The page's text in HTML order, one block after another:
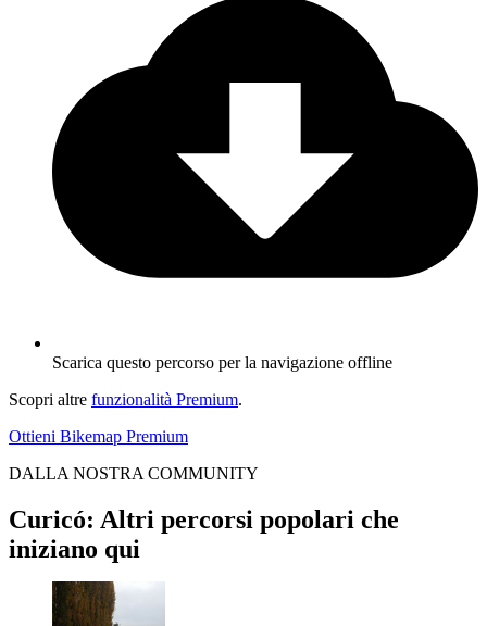
Scarica questo percorso per la navigazione offline
Scopri altre funzionalità Premium.
Ottieni Bikemap Premium
DALLA NOSTRA COMMUNITY
Curicó: Altri percorsi popolari che
iniziano qui